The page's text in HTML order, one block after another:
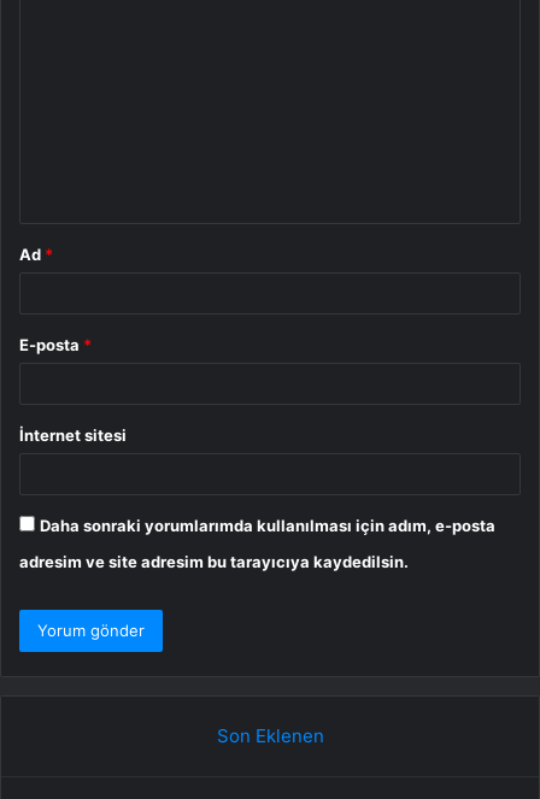
Ad *
E-posta *
İnternet sitesi
Daha sonraki yorumlarımda kullanılması için adım, e-posta
adresim ve site adresim bu tarayıcıya kaydedilsin.
Son Eklenen